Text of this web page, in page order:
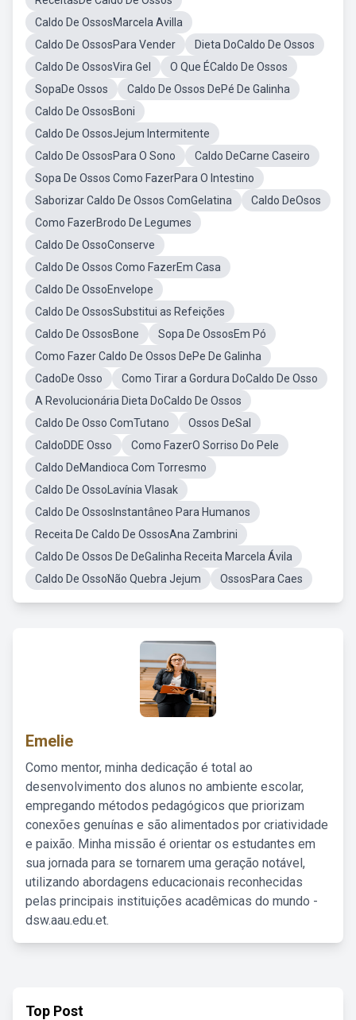
Caldo De OssosMarcela Avilla
Caldo De OssosPara Vender
Dieta DoCaldo De Ossos
Caldo De OssosVira Gel
O Que ÉCaldo De Ossos
SopaDe Ossos
Caldo De Ossos DePé De Galinha
Caldo De OssosBoni
Caldo De OssosJejum Intermitente
Caldo De OssosPara O Sono
Caldo DeCarne Caseiro
Sopa De Ossos Como FazerPara O Intestino
Saborizar Caldo De Ossos ComGelatina
Caldo DeOsos
Como FazerBrodo De Legumes
Caldo De OssoConserve
Caldo De Ossos Como FazerEm Casa
Caldo De OssoEnvelope
Caldo De OssosSubstitui as Refeições
Caldo De OssosBone
Sopa De OssosEm Pó
Como Fazer Caldo De Ossos DePe De Galinha
CadoDe Osso
Como Tirar a Gordura DoCaldo De Osso
A Revolucionária Dieta DoCaldo De Ossos
Caldo De Osso ComTutano
Ossos DeSal
CaldoDDE Osso
Como FazerO Sorriso Do Pele
Caldo DeMandioca Com Torresmo
Caldo De OssoLavínia Vlasak
Caldo De OssosInstantâneo Para Humanos
Receita De Caldo De OssosAna Zambrini
Caldo De Ossos De DeGalinha Receita Marcela Ávila
Caldo De OssoNão Quebra Jejum
OssosPara Caes
Emelie
Como mentor, minha dedicação é total ao
desenvolvimento dos alunos no ambiente escolar,
empregando métodos pedagógicos que priorizam
conexões genuínas e são alimentados por criatividade
e paixão. Minha missão é orientar os estudantes em
sua jornada para se tornarem uma geração notável,
utilizando abordagens educacionais reconhecidas
pelas principais instituições acadêmicas do mundo -
dsw.aau.edu.et.
Top Post